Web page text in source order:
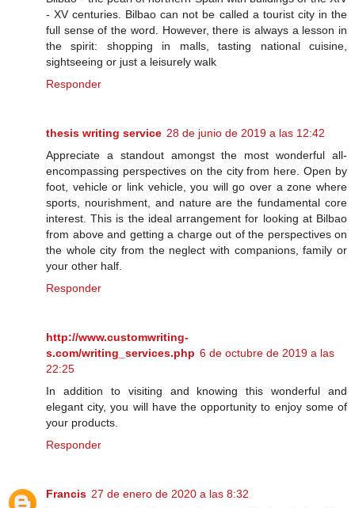
- XV centuries. Bilbao can not be called a tourist city in the
full sense of the word. However, there is always a lesson in
the spirit: shopping in malls, tasting national cuisine,
sightseeing or just a leisurely walk
Responder
thesis writing service 28 de junio de 2019 a las 12:42
Appreciate a standout amongst the most wonderful all-
encompassing perspectives on the city from here. Open by
foot, vehicle or link vehicle, you will go over a zone where
sports, nourishment, and nature are the fundamental core
interest. This is the ideal arrangement for looking at Bilbao
from above and getting a charge out of the perspectives on
the whole city from the neglect with companions, family or
your other half.
Responder
http://www.customwriting-
s.com/writing_services.php 6 de octubre de 2019 a las
22:25
In addition to visiting and knowing this wonderful and
elegant city, you will have the opportunity to enjoy some of
your products.
Responder
Francis 27 de enero de 2020 a las 8:32